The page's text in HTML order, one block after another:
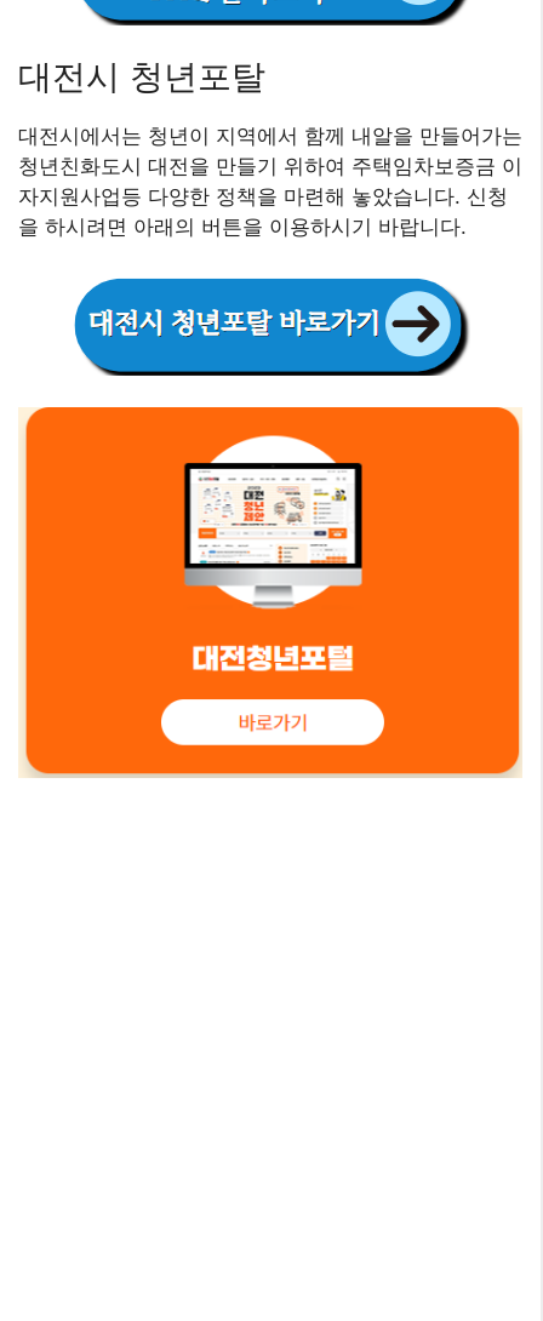
대전시 청년포탈
대전시에서는 청년이 지역에서 함께 내알을 만들어가는
청년친화도시 대전을 만들기 위하여 주택임차보증금 이
자지원사업등 다양한 정책을 마련해 놓았습니다. 신청
을 하시려면 아래의 버튼을 이용하시기 바랍니다.